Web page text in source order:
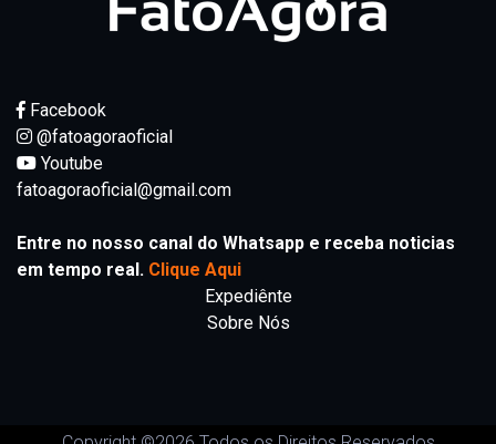
Facebook
@fatoagoraoficial
Youtube
fatoagoraoficial@gmail.com
Entre no nosso canal do Whatsapp e receba noticias
em tempo real. Clique Aqui
Expediênte
Sobre Nós